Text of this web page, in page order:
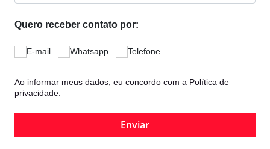
Quero receber contato por:
E-mail Whatsapp Telefone
Ao informar meus dados, eu concordo com a Política de
privacidade